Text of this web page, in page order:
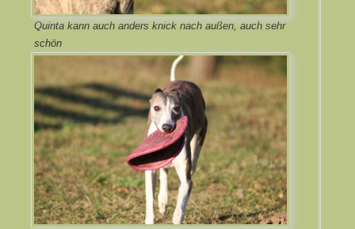
Quinta kann auch anders knick nach außen, auch sehr
schön